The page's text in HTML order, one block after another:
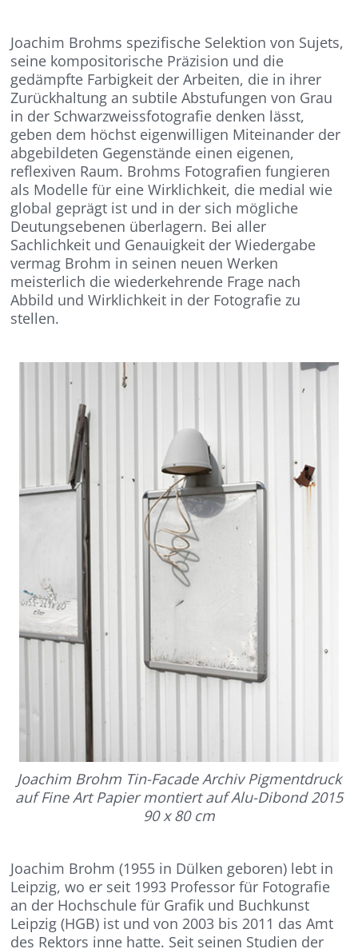
Joachim Brohms spezifische Selektion von Sujets,
seine kompositorische Präzision und die
gedämpfte Farbigkeit der Arbeiten, die in ihrer
Zurückhaltung an subtile Abstufungen von Grau
in der Schwarzweissfotografie denken lässt,
geben dem höchst eigenwilligen Miteinander der
abgebildeten Gegenstände einen eigenen,
reflexiven Raum. Brohms Fotografien fungieren
als Modelle für eine Wirklichkeit, die medial wie
global geprägt ist und in der sich mögliche
Deutungsebenen überlagern. Bei aller
Sachlichkeit und Genauigkeit der Wiedergabe
vermag Brohm in seinen neuen Werken
meisterlich die wiederkehrende Frage nach
Abbild und Wirklichkeit in der Fotografie zu
stellen.
Joachim Brohm Tin-Facade Archiv Pigmentdruck
auf Fine Art Papier montiert auf Alu-Dibond 2015
90 x 80 cm
Joachim Brohm (1955 in Dülken geboren) lebt in
Leipzig, wo er seit 1993 Professor für Fotografie
an der Hochschule für Grafik und Buchkunst
Leipzig (HGB) ist und von 2003 bis 2011 das Amt
des Rektors inne hatte. Seit seinen Studien der